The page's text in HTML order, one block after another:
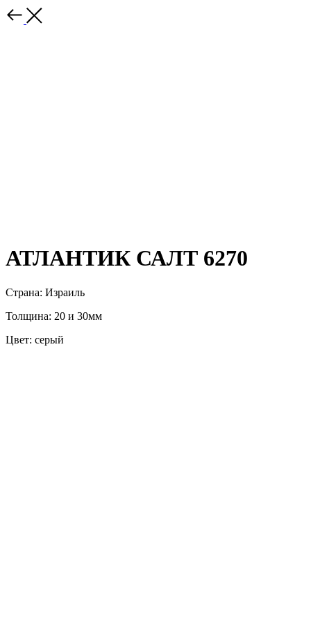
АТЛАНТИК САЛТ 6270
Страна: Израиль
Толщина: 20 и 30мм
Цвет: серый